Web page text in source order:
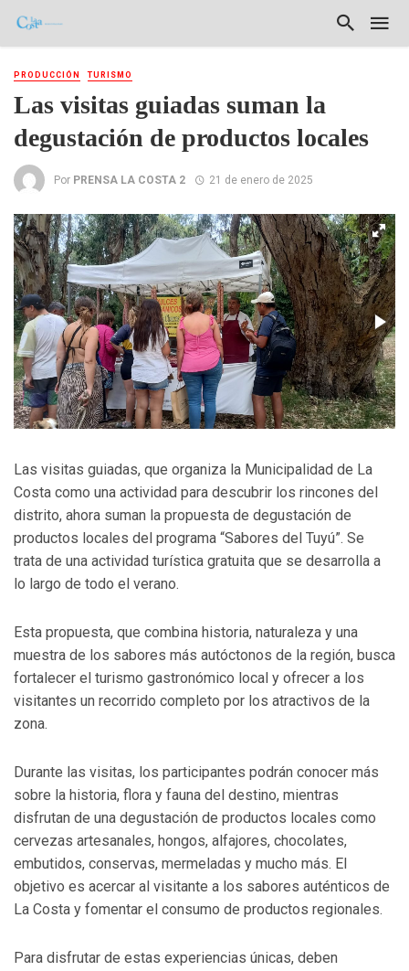
PRODUCCIÓN TURISMO
Las visitas guiadas suman la
degustación de productos locales
Por PRENSA LA COSTA 2 21 de enero de 2025
Las visitas guiadas, que organiza la Municipalidad de La
Costa como una actividad para descubrir los rincones del
distrito, ahora suman la propuesta de degustación de
productos locales del programa “Sabores del Tuyú”. Se
trata de una actividad turística gratuita que se desarrolla a
lo largo de todo el verano.
Esta propuesta, que combina historia, naturaleza y una
muestra de los sabores más autóctonos de la región, busca
fortalecer el turismo gastronómico local y ofrecer a los
visitantes un recorrido completo por los atractivos de la
zona.
Durante las visitas, los participantes podrán conocer más
sobre la historia, flora y fauna del destino, mientras
disfrutan de una degustación de productos locales como
cervezas artesanales, hongos, alfajores, chocolates,
embutidos, conservas, mermeladas y mucho más. El
objetivo es acercar al visitante a los sabores auténticos de
La Costa y fomentar el consumo de productos regionales.
Para disfrutar de estas experiencias únicas, deben